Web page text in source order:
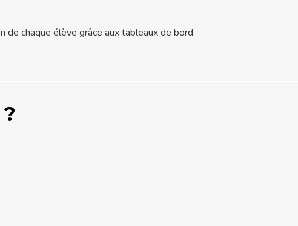
chaque élève grâce aux tableaux de bord.